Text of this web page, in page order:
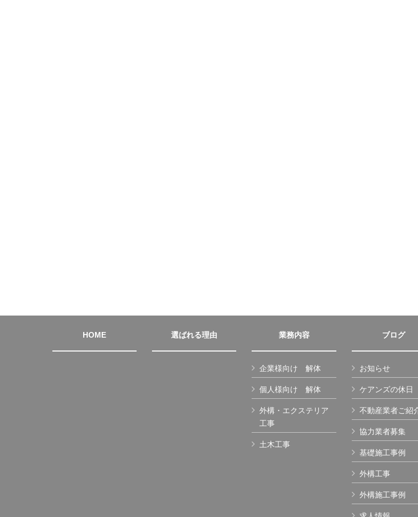
HOME 選ばれる理由 業務内容
企業様向け 解体
個人様向け 解体
外構・エクステリア
工事
土木工事
ブログ
お知らせ
ケアンズの休日
不動産業者ご紹
協力業者募集
基礎施工事例
外構工事
外構施工事例